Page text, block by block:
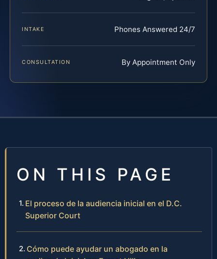
INTAKE Phones Answered 24/7
CONSULTATION By Appointment Only
ON THIS PAGE
El proceso de la audiencia inicial en el D.C.
Superior Court
Cómo puede ayudar un abogado en la